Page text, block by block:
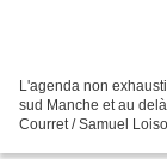
L'agenda non
sud Manche et au
Courret / Samuel